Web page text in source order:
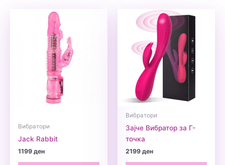
Вибратори
Jack Rabbit
1199ден
Вибратори
Зајче Вибратор за Г-
точка
2199ден